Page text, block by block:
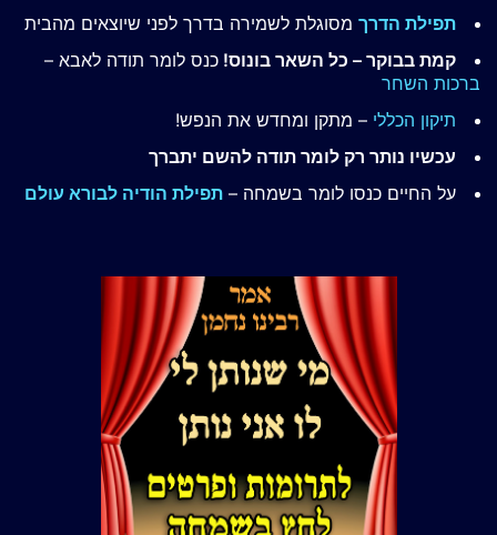
תפילת הדרך מסוגלת לשמירה בדרך לפני שיוצאים מהבית
קמת בבוקר – כל השאר בונוס! כנס לומר תודה לאבא –
ברכות השחר
תיקון הכללי – מתקן ומחדש את הנפש!
עכשיו נותר רק לומר תודה להשם יתברך
על החיים כנסו לומר בשמחה – תפילת הודיה לבורא עולם